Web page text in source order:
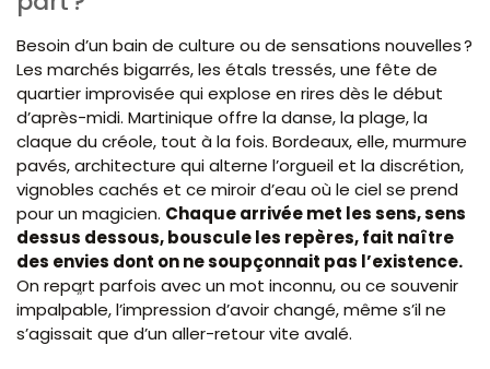
Besoin d’un bain de culture ou de sensations nouvelles ?
Les marchés bigarrés, les étals tressés, une fête de
quartier improvisée qui explose en rires dès le début
d’après-midi. Martinique offre la danse, la plage, la
claque du créole, tout à la fois. Bordeaux, elle, murmure
pavés, architecture qui alterne l’orgueil et la discrétion,
vignobles cachés et ce miroir d’eau où le ciel se prend
pour un magicien. Chaque arrivée met les sens, sens
dessus dessous, bouscule les repères, fait naître
des envies dont on ne soupçonnait pas l’existence.
On repart parfois avec un mot inconnu, ou ce souvenir
impalpable, l’impression d’avoir changé, même s’il ne
s’agissait que d’un aller-retour vite avalé.